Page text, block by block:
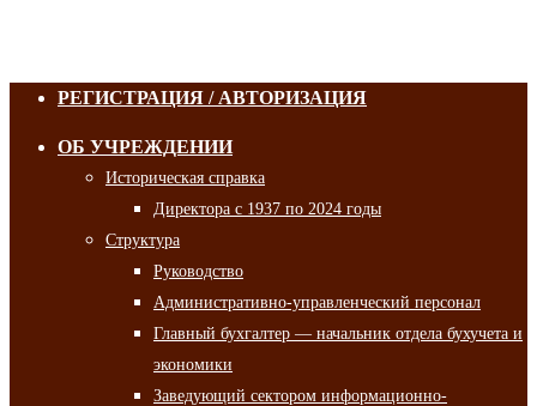
РЕГИСТРАЦИЯ / АВТОРИЗАЦИЯ
ОБ УЧРЕЖДЕНИИ
Историческая справка
Директора с 1937 по 2024 годы
Структура
Руководство
Административно-управленческий персонал
Главный бухгалтер — начальник отдела бухучета и
экономики
Заведующий сектором информационно-